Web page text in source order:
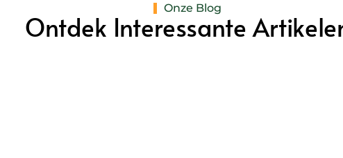
Onze Blog
Ontdek Interessante